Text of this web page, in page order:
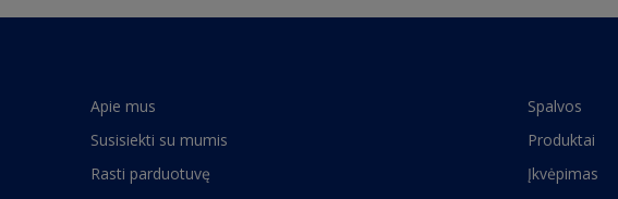
Apie mus
Susisiekti su mumis
Rasti parduotuvę
Spalvos
Produktai
Įkvėpimas